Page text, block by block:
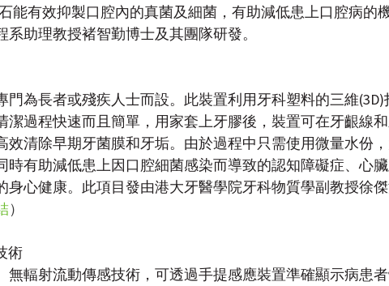
能有效抑製口腔內的真菌及細菌，有助減低患上口腔病的
助理教授褚智勤博士及其團隊研發。
為長者或殘疾人士而設。此裝置利用牙科塑料的三維(3D)
潔過程快速而且簡單，用家套上牙膠後，裝置可在牙齦線
效清除早期牙菌膜和牙垢。由於過程中只需使用微量水份
時有助減低患上因口腔細菌感染而導致的認知障礙症、心
身心健康。此項目發由港大牙醫學院牙科物質學副教授徐
）
術
無輻射流動傳感技術，可透過手提感應裝置準確顯示病患